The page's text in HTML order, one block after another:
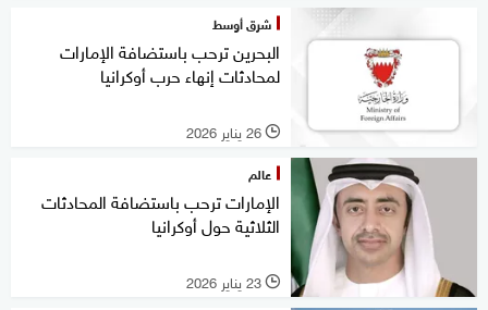
شرق أوسط
البحرين ترحب باستضافة الإمارات
لمحادثات إنهاء حرب أوكرانيا
l 26 يناير 2026
عالم
الإمارات ترحب باستضافة المحادثات
الثلاثية حول أوكرانيا
l 23 يناير 2026